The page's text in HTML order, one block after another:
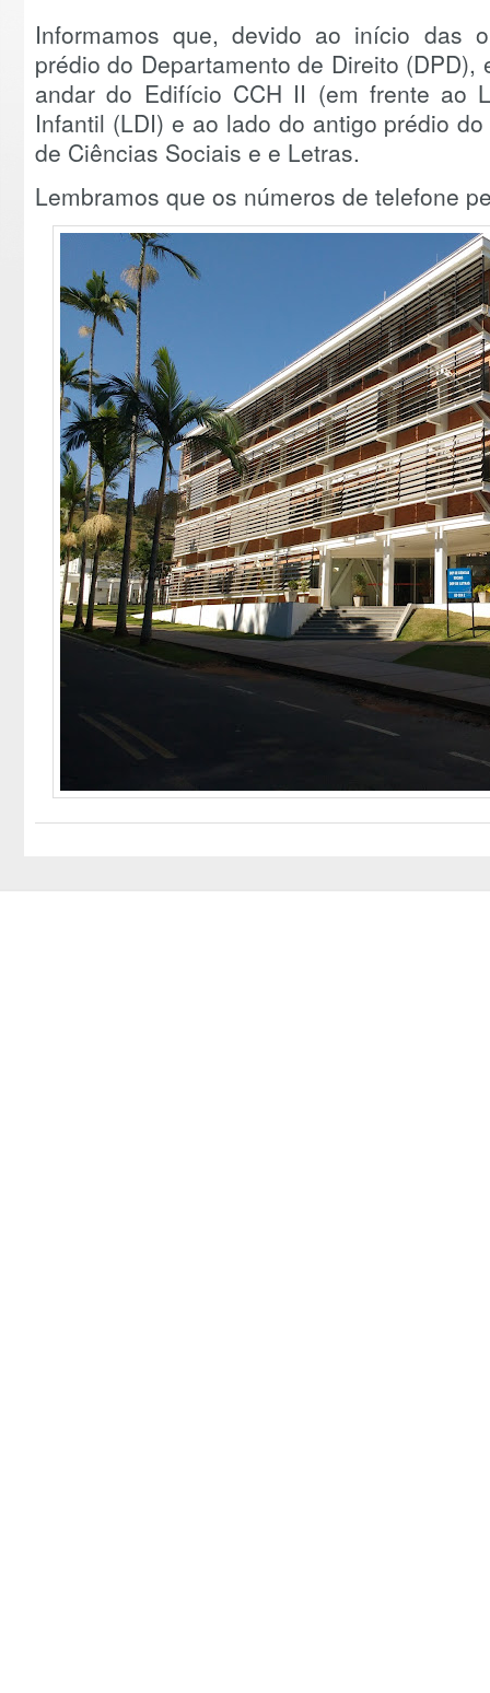
Informamos que, devido ao início das
prédio do Departamento de Direito
andar do Edifício CCH II (em frente ao
Infantil (LDI) e ao lado do antigo prédio
de Ciências Sociais e e Letras.
Lembramos que os números de telefone